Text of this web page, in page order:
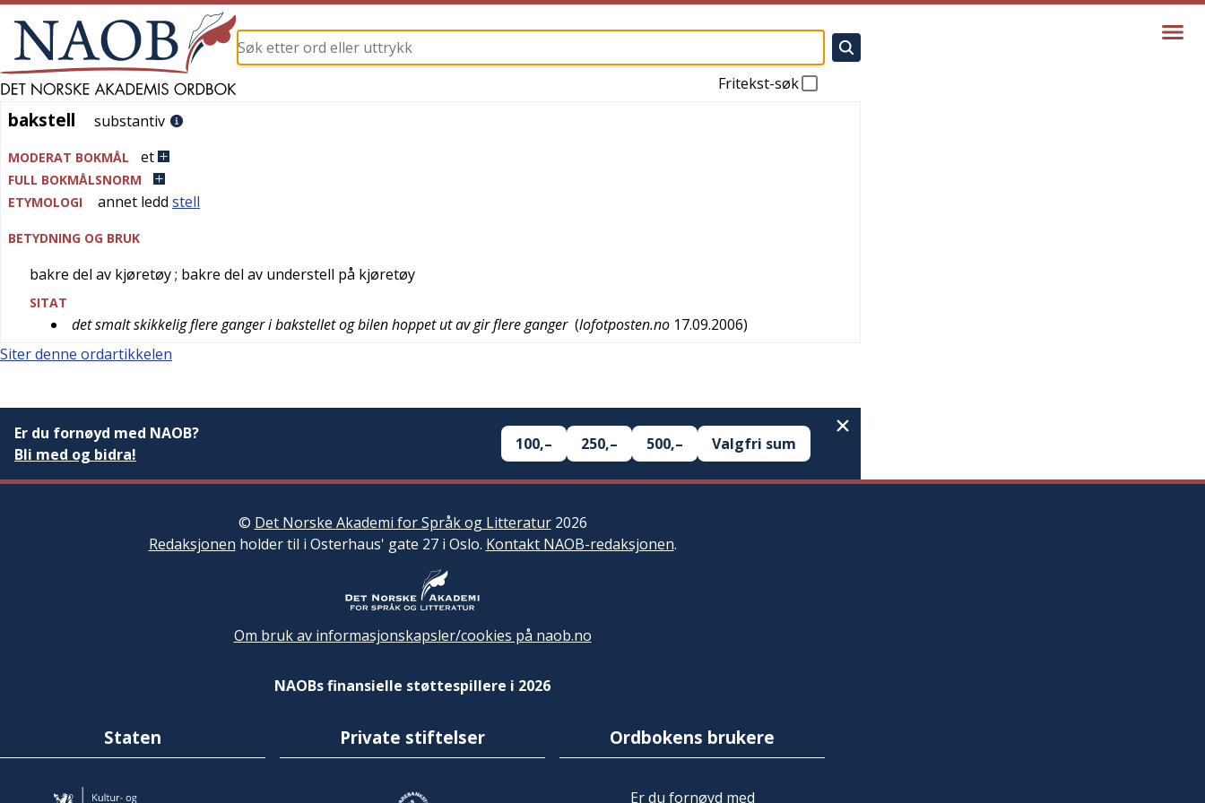
Fritekst-søk
bakstell
bakstell substantiv
MODERAT BOKMÅL et
FULL BOKMÅLSNORM
ETYMOLOGI
annet ledd stell
BETYDNING OG BRUK
bakre del av kjøretøy; bakre del av understell på kjøretøy
SITAT
det smalt skikkelig flere ganger i bakstellet og bilen hoppet ut av gir flere ganger (lofotposten.no 17.09.2006)
Siter denne ordartikkelen
Er du fornøyd med NAOB?
Bli med og bidra!
100,– 250,– 500,– Valgfri sum
© Det Norske Akademi for Språk og Litteratur2026
Redaksjonen holder til i Osterhaus' gate 27 i Oslo. Kontakt NAOB-redaksjonen.
Om bruk av informasjonskapsler/cookies på naob.no
NAOBs finansielle støttespillere i 2026
Staten Private stiftelser Ordbokens brukere
Er du fornøyd med